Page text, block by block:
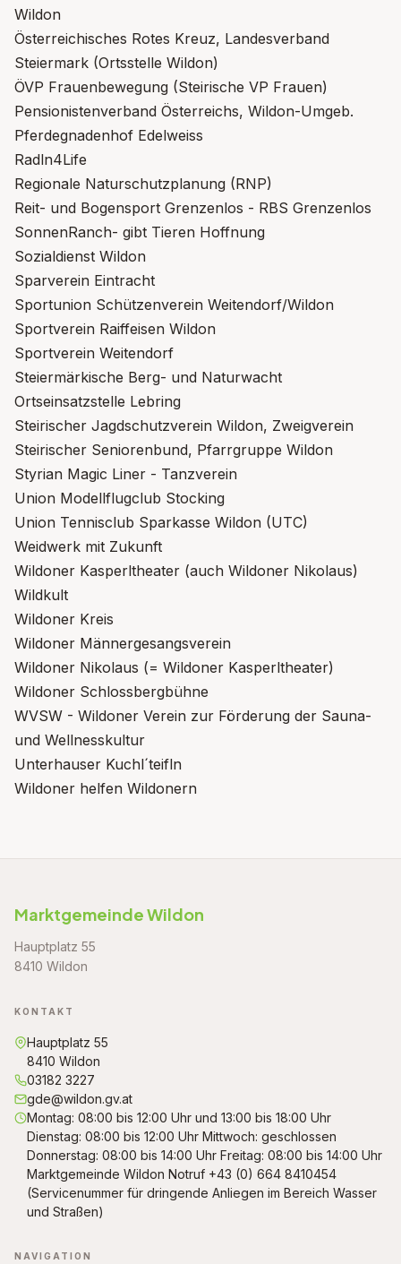
Wildon
Österreichisches Rotes Kreuz, Landesverband
Steiermark (Ortsstelle Wildon)
ÖVP Frauenbewegung (Steirische VP Frauen)
Pensionistenverband Österreichs, Wildon-Umgeb.
Pferdegnadenhof Edelweiss
Radln4Life
Regionale Naturschutzplanung (RNP)
Reit- und Bogensport Grenzenlos - RBS Grenzenlos
SonnenRanch- gibt Tieren Hoffnung
Sozialdienst Wildon
Sparverein Eintracht
Sportunion Schützenverein Weitendorf/Wildon
Sportverein Raiffeisen Wildon
Sportverein Weitendorf
Steiermärkische Berg- und Naturwacht
Ortseinsatzstelle Lebring
Steirischer Jagdschutzverein Wildon, Zweigverein
Steirischer Seniorenbund, Pfarrgruppe Wildon
Styrian Magic Liner - Tanzverein
Union Modellflugclub Stocking
Union Tennisclub Sparkasse Wildon (UTC)
Weidwerk mit Zukunft
Wildoner Kasperltheater (auch Wildoner Nikolaus)
Wildkult
Wildoner Kreis
Wildoner Männergesangsverein
Wildoner Nikolaus (= Wildoner Kasperltheater)
Wildoner Schlossbergbühne
WVSW - Wildoner Verein zur Förderung der Sauna-
und Wellnesskultur
Unterhauser Kuchl´teifln
Wildoner helfen Wildonern
Marktgemeinde Wildon
Hauptplatz 55
8410 Wildon
KONTAKT
Hauptplatz 55
8410 Wildon
03182 3227
gde@wildon.gv.at
Montag: 08:00 bis 12:00 Uhr und 13:00 bis 18:00 Uhr
Dienstag: 08:00 bis 12:00 Uhr Mittwoch: geschlossen
Donnerstag: 08:00 bis 14:00 Uhr Freitag: 08:00 bis 14:00 Uhr
Marktgemeinde Wildon Notruf +43 (0) 664 8410454
(Servicenummer für dringende Anliegen im Bereich Wasser
und Straßen)
NAVIGATION